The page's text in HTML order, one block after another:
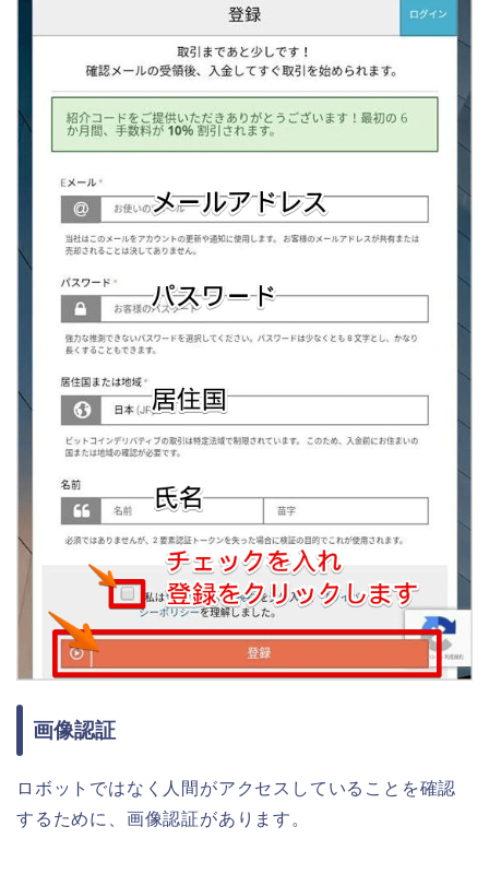
画像認証
ロボットではなく人間がアクセスしていることを確認
するために、画像認証があります。